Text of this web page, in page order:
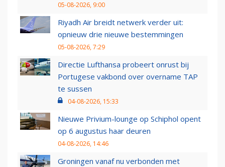
05-08-2026, 9:00
Riyadh Air breidt netwerk verder uit:
opnieuw drie nieuwe bestemmingen
05-08-2026, 7:29
Directie Lufthansa probeert onrust bij
Portugese vakbond over overname TAP
te sussen
04-08-2026, 15:33
Nieuwe Privium-lounge op Schiphol opent
op 6 augustus haar deuren
04-08-2026, 14:46
Groningen vanaf nu verbonden met